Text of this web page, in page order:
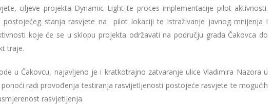
ciljeve projekta Dynamic Light te proces implementacije pilot aktivnosti.
stanja rasvjete na pilot lokaciji te istraživanje javnog mnijenja i
koje će se u sklopu projekta održavati na području grada Čakovca do
traje.
u Čakovcu, najavljeno je i kratkotrajno zatvaranje ulice Vladimira Nazora u
radi provođenja testiranja rasvijetljenosti postojeće rasvjete te mogućih
rasvjetljenja.